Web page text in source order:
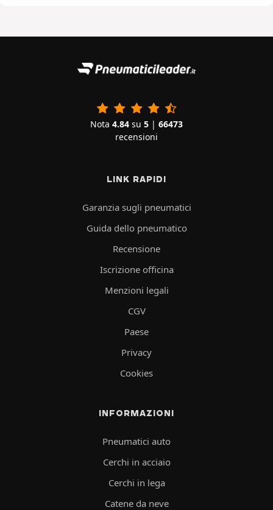
Nota 4.84 su 5 | 66473
recensioni
LINK RAPIDI
Garanzia sugli pneumatici
Guida dello pneumatico
Recensione
Iscrizione officina
Menzioni legali
CGV
Paese
Privacy
Cookies
INFORMAZIONI
Pneumatici auto
Cerchi in acciaio
Cerchi in lega
Catene da neve